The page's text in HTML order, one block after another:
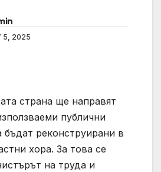
5, 2025
страна ще направят
публични
бъдат реконструирани в
хора. За това се
на труда и